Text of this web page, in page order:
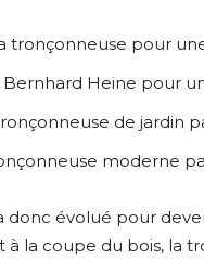
tronçonneuse pour
Bernhard Heine pour
de jardin
moderne
donc évolué pour
à la coupe du bois, la